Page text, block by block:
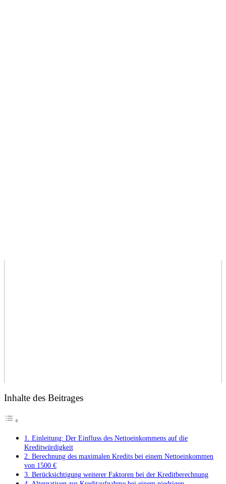
Inhalte des Beitrages
1. Einleitung: Der Einfluss des Nettoeinkommens auf die
Kreditwürdigkeit
2. Berechnung des maximalen Kredits bei einem Nettoeinkommen
von 1500 €
3. Berücksichtigung weiterer Faktoren bei der Kreditberechnung